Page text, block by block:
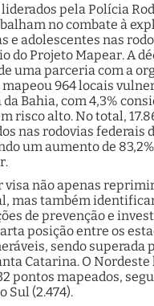
pela Polícia
no combate à
e adolescentes nas
do Projeto Mapear. A
uma parceria com a
964 locais
Bahia, com 4,3%
risco alto. No total,
nas rodovias federais
um aumento de
visa não apenas
mas também
de prevenção e
posição entre os
sendo superada
Catarina. O Nordeste
pontos mapeados,
Sul (2.474).